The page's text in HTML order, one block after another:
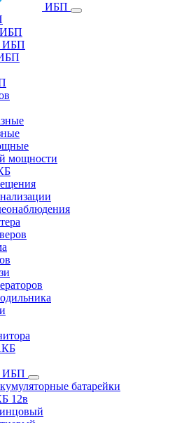
ИБП
ИБП
ИБП
мощности
ИБП
батарейки
12в